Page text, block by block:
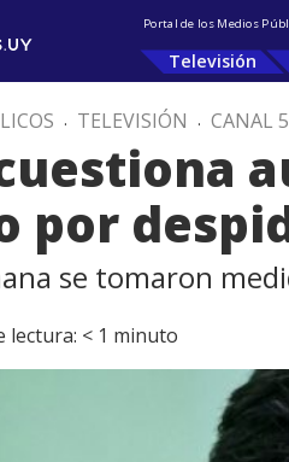
Portal de los Medios
Televisión
. TELEVISIÓN . CANAL 5
por
se tomaron
lectura: < 1 minuto